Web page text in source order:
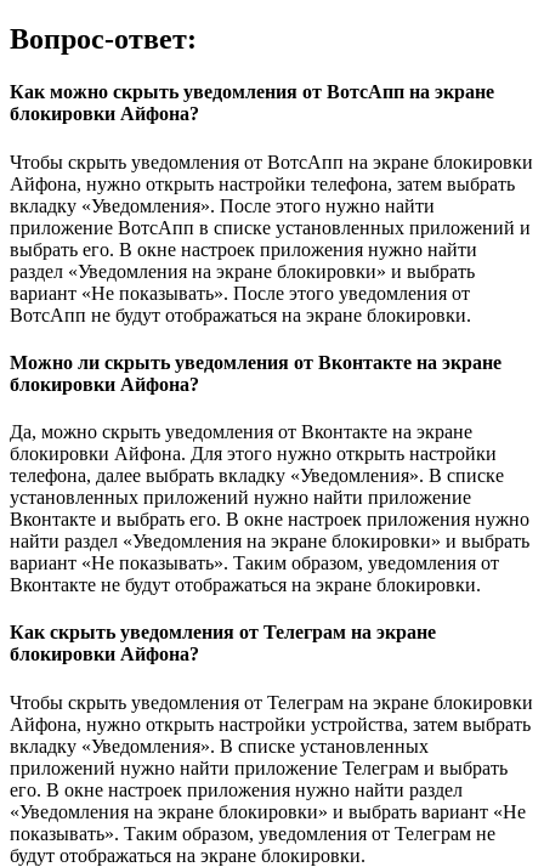
Вопрос-ответ:
Как можно скрыть уведомления от ВотсАпп на экране
блокировки Айфона?
Чтобы скрыть уведомления от ВотсАпп на экране блокировки
Айфона, нужно открыть настройки телефона, затем выбрать
вкладку «Уведомления». После этого нужно найти
приложение ВотсАпп в списке установленных приложений и
выбрать его. В окне настроек приложения нужно найти
раздел «Уведомления на экране блокировки» и выбрать
вариант «Не показывать». После этого уведомления от
ВотсАпп не будут отображаться на экране блокировки.
Можно ли скрыть уведомления от Вконтакте на экране
блокировки Айфона?
Да, можно скрыть уведомления от Вконтакте на экране
блокировки Айфона. Для этого нужно открыть настройки
телефона, далее выбрать вкладку «Уведомления». В списке
установленных приложений нужно найти приложение
Вконтакте и выбрать его. В окне настроек приложения нужно
найти раздел «Уведомления на экране блокировки» и выбрать
вариант «Не показывать». Таким образом, уведомления от
Вконтакте не будут отображаться на экране блокировки.
Как скрыть уведомления от Телеграм на экране
блокировки Айфона?
Чтобы скрыть уведомления от Телеграм на экране блокировки
Айфона, нужно открыть настройки устройства, затем выбрать
вкладку «Уведомления». В списке установленных
приложений нужно найти приложение Телеграм и выбрать
его. В окне настроек приложения нужно найти раздел
«Уведомления на экране блокировки» и выбрать вариант «Не
показывать». Таким образом, уведомления от Телеграм не
будут отображаться на экране блокировки.